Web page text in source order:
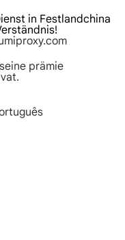
in Festlandchina
prämie